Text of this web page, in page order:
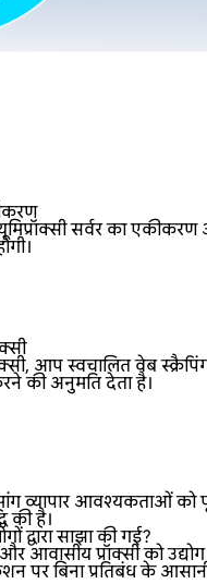
सर्वर का
आप स्वचालित वेब
की अनुमति देता है।
व्यापार आवश्यकताओं को
की है।
द्वारा साझा की गई?
और आवासीय प्रॉक्सी को
पर बिना प्रतिबंध के